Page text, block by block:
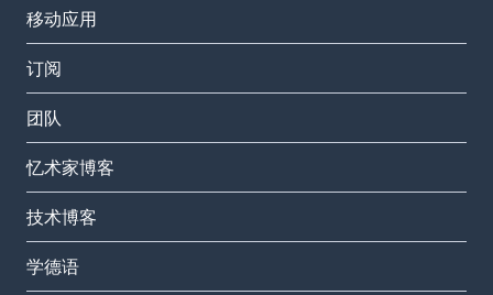
移动应用
订阅
团队
忆术家博客
技术博客
学德语